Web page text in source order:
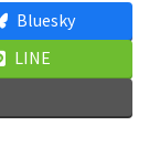
Bluesky
LINE